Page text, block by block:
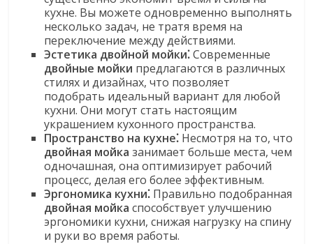
кухне. Вы можете одновременно выполнять
несколько задач, не тратя время на
переключение между действиями.
Эстетика двойной мойки⁚Современные
двойные мойки предлагаются в различных
стилях и дизайнах, что позволяет
подобрать идеальный вариант для любой
кухни. Они могут стать настоящим
украшением кухонного пространства.
Пространство на кухне⁚ Несмотря на то, что
двойная мойка занимает больше места, чем
одночашная, она оптимизирует рабочий
процесс, делая его более эффективным.
Эргономика кухни⁚ Правильно подобранная
двойная мойка способствует улучшению
эргономики кухни, снижая нагрузку на спину
и руки во время работы.